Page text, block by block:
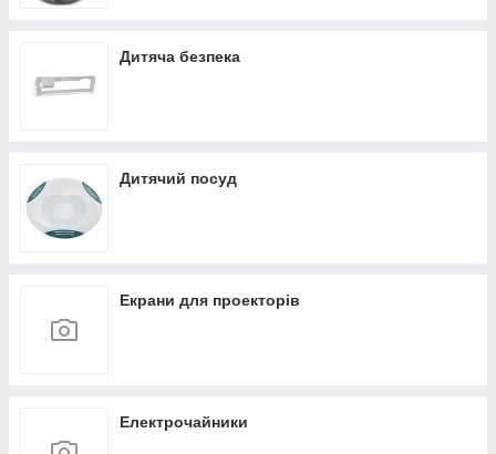
Дитяча безпека
Дитячий посуд
Екрани для проекторів
Електрочайники